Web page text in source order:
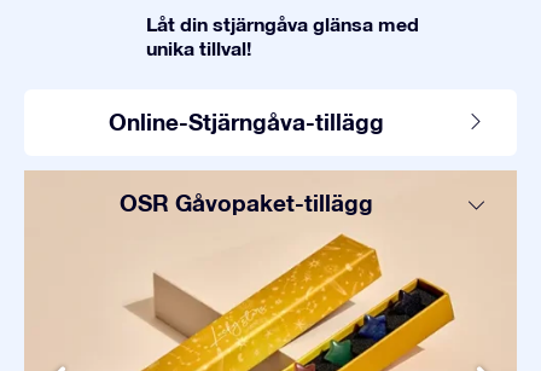
Låt din stjärngåva glänsa med
unika tillval!
Online-Stjärngåva-tillägg
OSR Gåvopaket-tillägg